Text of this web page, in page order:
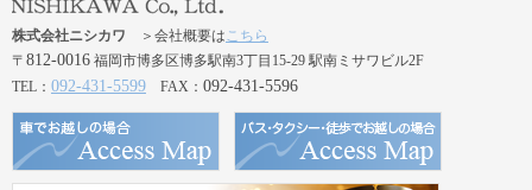
株式会社ニシカワ ＞会社概要はこちら
〒 812-0016 福岡市博多区博多駅南3丁目15-29 駅南ミサワビル2F
TEL： 092-431-5599 FAX： 092-431-5596